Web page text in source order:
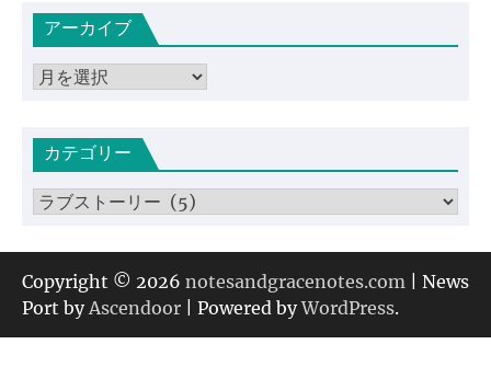
アーカイブ
ア
イカテゴリー
カ
ゴ
リ
ー
Copyright © 2026 notesandgracenotes.com | News
Port byAscendoor | Powered byWordPress.